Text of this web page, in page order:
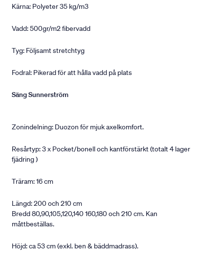
Kärna: Polyeter 35 kg/m3
Vadd: 500gr/m2 fibervadd
Tyg: Följsamt stretchtyg
Fodral: Pikerad för att hålla vadd på plats
Säng Sunnerström
Zonindelning: Duozon för mjuk axelkomfort.
Resårtyp: 3 x Pocket/bonell och kantförstärkt (totalt 4 lager
fjädring )
Träram: 16 cm
Längd: 200 och 210 cm
Bredd 80,90,105,120,140 160,180 och 210 cm. Kan
måttbeställas.
Höjd: ca 53 cm (exkl. ben & bäddmadrass).